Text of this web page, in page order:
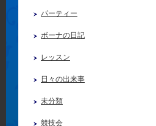
パーティー
ボーナの日記
レッスン
日々の出来事
未分類
競技会